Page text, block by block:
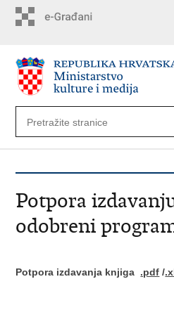
Potpora
odobreni
Potpora izdavanja knjiga .pdf /